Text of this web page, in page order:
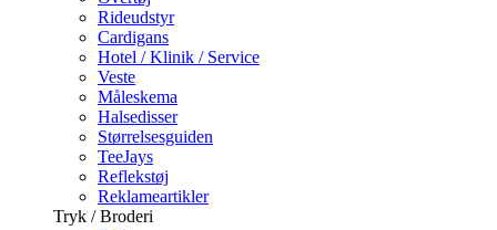
Rideudstyr
Cardigans
Hotel / Klinik / Service
Veste
Måleskema
Halsedisser
Størrelsesguiden
TeeJays
Reflekstøj
Reklameartikler
Tryk / Broderi